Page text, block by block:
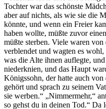
Tochter war das schönste
aber auf nichts, als wie sie die
könnte, und wenn ein Freier
haben wollte, müßte zuvor
müßte sterben. Viele waren
verblendet und wagten es
was die Alte ihnen auflegte,
niederknien, und das Haupt
Königssohn, der hatte auch
gehört und sprach zu seinem
sie werben.“ „Nimmermehr,“
so gehst du in deinen Tod.“ Da